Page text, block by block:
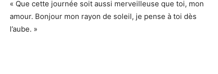
« Que cette journée soit aussi merveilleuse que toi, mon
amour. Bonjour mon rayon de soleil, je pense à toi dès
l’aube. »